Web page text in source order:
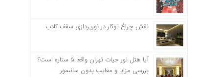
نقش چراغ توکار در نورپردازی سقف کاذب
آیا هتل نور حیات تهران واقعا ۵ ستاره است؟
بررسی مزایا و معایب بدون سانسور